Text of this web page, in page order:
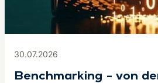
30.07.2026
Benchmarking – von